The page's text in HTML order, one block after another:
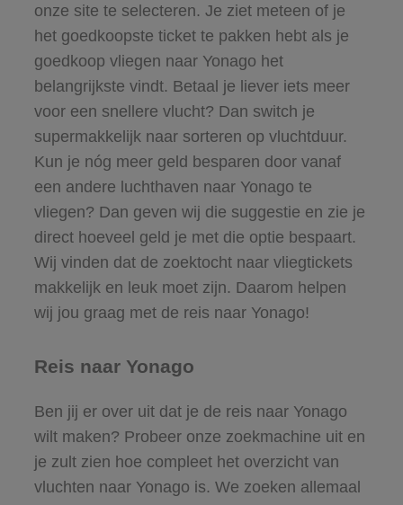
onze site te selecteren. Je ziet meteen of je
het goedkoopste ticket te pakken hebt als je
goedkoop vliegen naar Yonago het
belangrijkste vindt. Betaal je liever iets meer
voor een snellere vlucht? Dan switch je
supermakkelijk naar sorteren op vluchtduur.
Kun je nóg meer geld besparen door vanaf
een andere luchthaven naar Yonago te
vliegen? Dan geven wij die suggestie en zie je
direct hoeveel geld je met die optie bespaart.
Wij vinden dat de zoektocht naar vliegtickets
makkelijk en leuk moet zijn. Daarom helpen
wij jou graag met de reis naar Yonago!
Reis naar Yonago
Ben jij er over uit dat je de reis naar Yonago
wilt maken? Probeer onze zoekmachine uit en
je zult zien hoe compleet het overzicht van
vluchten naar Yonago is. We zoeken allemaal